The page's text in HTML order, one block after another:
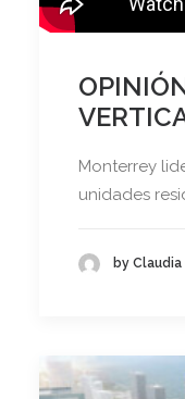
Monterrey
unidades
by Claudia